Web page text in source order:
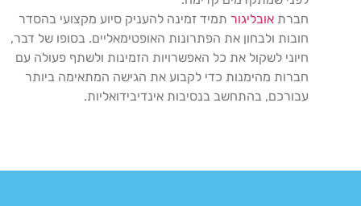
חברת אובליגור תמיד זמינה להעניק סיוע מקצועי בהסדר
חובות ולבחון את הפתרונות האופטימאליים. בסופו של דבר,
חיוני לשקול את כל האפשרויות הזמינות ולשתף פעולה עם
חברות מהימנות כדי לקבוע את הגישה המתאימה ביותר
עבורכם, בהתחשב בנסיבות אינדיבידואליות.